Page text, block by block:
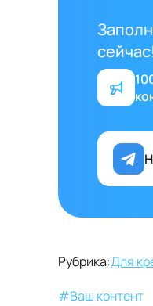
Рубрика:Для
#Ваш контент